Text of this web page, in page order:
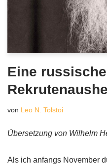
Eine russische
von Leo N. Tolstoi
Übersetzung von Wilhelm
Als ich anfangs November